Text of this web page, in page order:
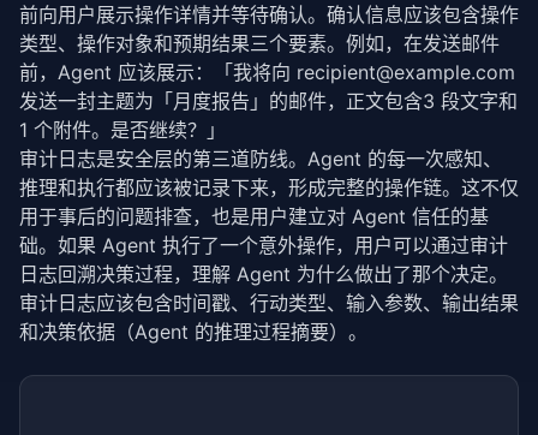
        }
      }
catch {
// 条件检查失败，继续等待
      }
await
new Promise (resolve => setTimeout
    }
return { success: false, error: `条件等待超时
  }
// 行动链：将多个行动组合为一个工作流
async executeChain (actions: AgentAction[], ctx:
const results: ExecutionResult[] = [];
for ( const action of actions) {
const
result = await this execute
      results.
push(result);
前向用户展示操作详情并等待确认。确认信息应该包含操作
类型、操作对象和预期结果三个要素。例如，在发送邮件
前，Agent 应该展示：「我将向 recipient@example.com
发送一封主题为「月度报告」的邮件，正文包含3 段文字和
1 个附件。是否继续？」
审计日志是安全层的第三道防线。Agent 的每一次感知、
推理和执行都应该被记录下来，形成完整的操作链。这不仅
用于事后的问题排查，也是用户建立对 Agent 信任的基
础。如果 Agent 执行了一个意外操作，用户可以通过审计
日志回溯决策过程，理解 Agent 为什么做出了那个决定。
审计日志应该包含时间戳、行动类型、输入参数、输出结果
和决策依据（Agent 的推理过程摘要）。